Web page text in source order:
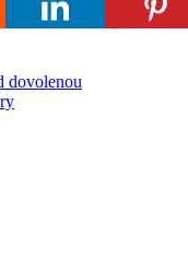
dovolenou